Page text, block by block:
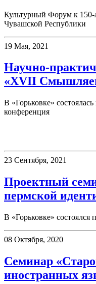
Культурный Форум к
Чувашской Республики
19 Мая, 2021
Научно-
«XVII
В «Горьковке»
конференция
23 Сентября, 2021
Проектный
пермской
В «Горьковке» состоялся
08 Октября, 2020
Семинар
иностранных